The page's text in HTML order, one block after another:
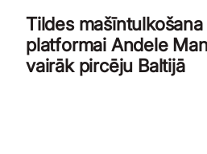
Tildes
platformai Andele
vairāk pircēju Baltijā